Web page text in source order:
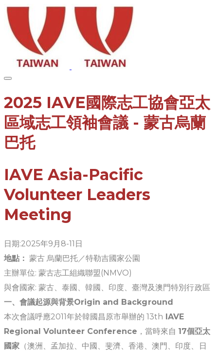
2025 IAVE國際志工協會亞太
區域志工領袖會議 - 蒙古烏蘭
巴托
IAVE Asia-Pacific
Volunteer Leaders
Meeting
日期:2025年9月8-11日
地點： 蒙古 烏蘭巴托／特勒吉國家公園
主辦單位: 蒙古志工組織聯盟(NMVO)
與會國家: 蒙古、泰國、韓國、印度、臺灣及澳門特別行政區
一、會議起源與背景Origin and Background
本次會議呼應2011年於韓國昌原市舉辦的 13th IAVE
Regional Volunteer Conference ，當時來自 17個亞太
國家 （澳洲、孟加拉、中國、斐濟、香港、澳門、印度、日